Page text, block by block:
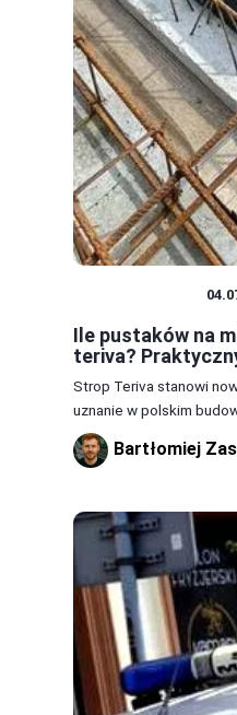
Ile pustaków na
teriva?
Strop Teriva stanowi
uznanie w polskim
Bartłomiej